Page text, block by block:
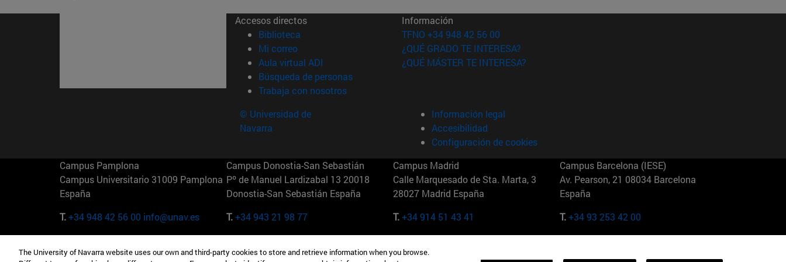
Accesos directos
Biblioteca (abre en nueva ventana)
Mi correo(abre en nueva ventana)
Aula virtual ADI (abre en nueva ventana)
Búsqueda de personas(abre en nueva ventana)
Trabaja con nosotros(abre en nueva ventana)
Información
TFNO +34 948 42 56 00
¿QUÉ GRADO TE INTERESA?
¿QUÉ MÁSTER TE INTERESA?
© Universidad de
Navarra
Información legal
Accesibilidad
Configuración de cookies
Campus Pamplona
Campus Universitario 31009 Pamplona
España
T.+34 948 42 56 00 info@unav.es
Campus Donostia-San Sebastián
Pº de Manuel Lardizabal 13 20018
Donostia-San Sebastián España
T.+34 943 21 98 77
Campus Madrid
Calle Marquesado de Sta. Marta, 3
28027 Madrid España
T.+34 914 51 43 41
Campus Barcelona (IESE)
Av. Pearson, 21 08034 Barcelona
España
T.+34 93 253 42 00
Camino del Cerro Águila 3 28023
165 W 57th St 10019-2201 Nueva York Maria-Theresia-Straße 15 81675
The University of Navarra website uses our own and third-party cookies to store and retrieve information when you browse.